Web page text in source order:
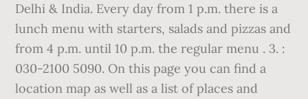
Delhi & India. Every day from 1 p.m. there is a
lunch menu with starters, salads and pizzas and
from 4 p.m. until 10 p.m. the regular menu . 3. :
030-2100 5090. On this page you can find a
location map as well as a list of places and